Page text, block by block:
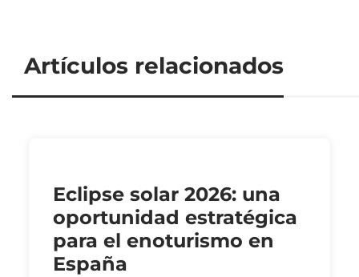
Artículos relacionados
Eclipse solar 2026: una
oportunidad estratégica
para el enoturismo en
España